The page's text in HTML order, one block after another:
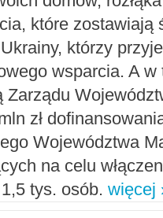
które zostawiają
którzy
wsparcia. A w
Zarządu
zł
Województwa
na celu
tys. osób. więcej